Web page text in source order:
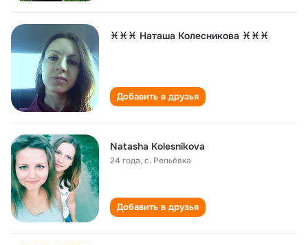
♓♓♓ Наташа Колесникова ♓♓♓
Добавить в друзья
Natasha Kolesnikova
24 года,с. Репьёвка
Добавить в друзья